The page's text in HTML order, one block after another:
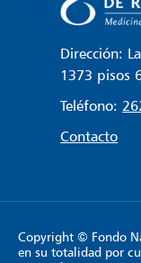
Dirección:
1373 pisos
Teléfono:
Contacto
Copyright © Fondo
en su totalidad por